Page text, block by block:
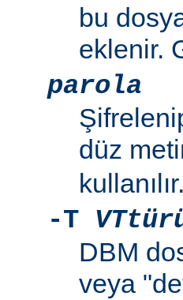
bu
eklenir.
parola
düz
kullanılır.
-T
DBM
veya